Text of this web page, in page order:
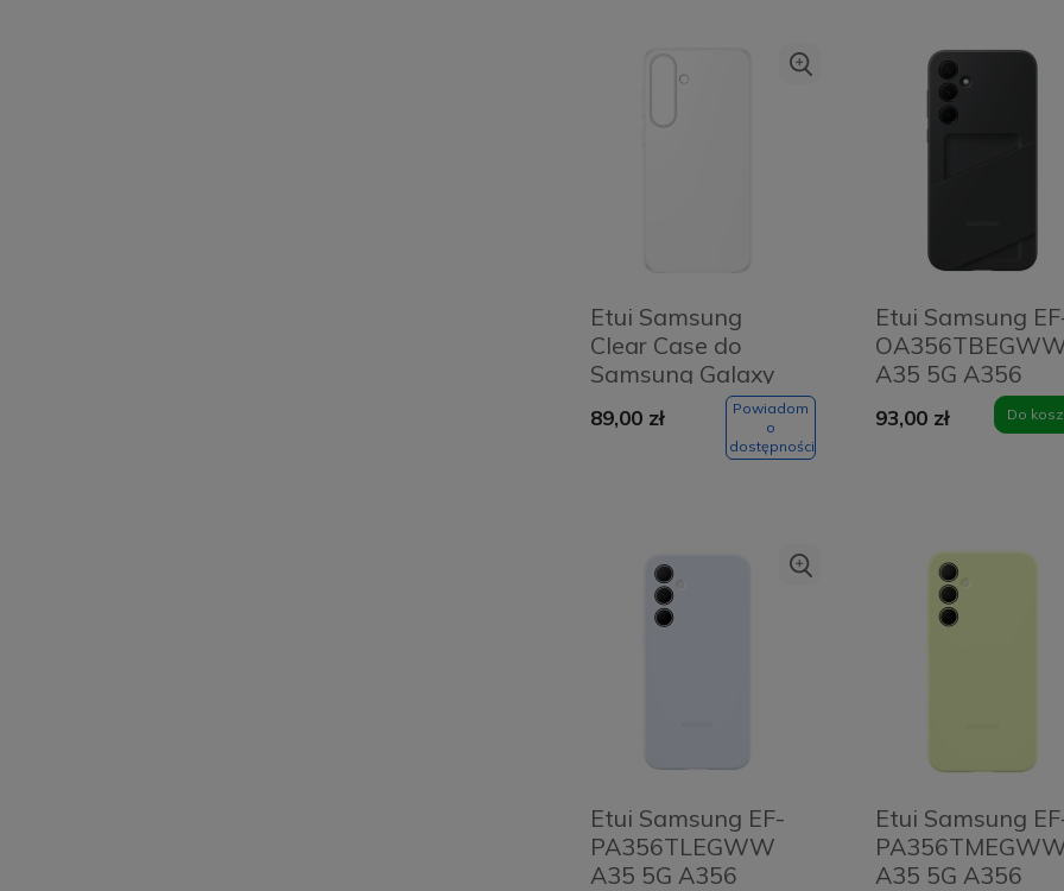
Etui Samsung
Clear Case do
Samsung Galaxy
Przezroczyste -
89,00 zł
Powiadom
o
dostępności
Etui Samsung
A35 5G A356
czarny/black
Slot Cover
93,00 zł Do
Etui Samsung EF-
PA356TLEGWW
A35 5G A356
Etui Samsung
A35 5G A356